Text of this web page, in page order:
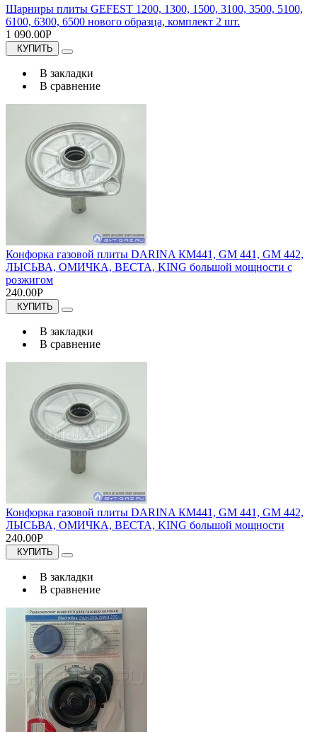
Шарниры плиты GEFEST 1200, 1300, 1500, 3100, 3500, 5100,
6100, 6300, 6500 нового образца, комплект 2 шт.
1 090.00Р
КУПИТЬ
В закладки
В сравнение
Конфорка газовой плиты DARINA КМ441, GM 441, GM 442,
ЛЫСЬВА, ОМИЧКА, ВЕСТА, KING большой мощности с
розжигом
240.00Р
КУПИТЬ
В закладки
В сравнение
Конфорка газовой плиты DARINA КМ441, GM 441, GM 442,
ЛЫСЬВА, ОМИЧКА, ВЕСТА, KING большой мощности
240.00Р
КУПИТЬ
В закладки
В сравнение